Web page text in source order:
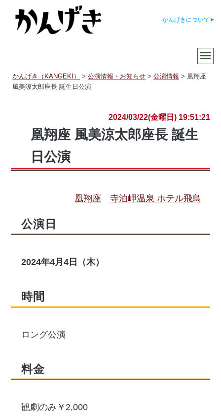
かんげきについて
かんげき（KANGEKI） >公演情報・お知らせ >公演情報 > 凰翔座
風美涼太郎座長 誕生日公演
2024/03/22(金曜日) 19:51:21
凰翔座 風美涼太郎座長 誕生
日公演
凰翔座 寺泊岬温泉 ホテル飛鳥
公演日
2024年4月4日（木）
時間
ロング公演
料金
観劇のみ￥2,000